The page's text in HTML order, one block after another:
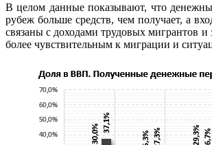
В целом данные показывают, что
рубеж больше средств, чем получает, а
связаны с доходами трудовых
более чувствительным к миграции и